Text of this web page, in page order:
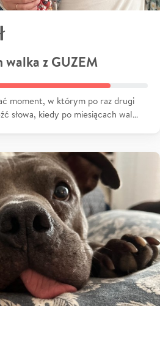
walka z GUZEM
moment, w którym po raz drugi
słowa, kiedy po miesiącach wal…